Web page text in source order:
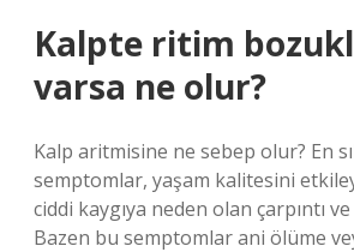
Kalpte ritim
varsa ne olur?
Kalp aritmisine ne sebep olur? En
semptomlar, yaşam kalitesini
ciddi kaygıya neden olan çarpıntı ve
Bazen bu semptomlar ani ölüme